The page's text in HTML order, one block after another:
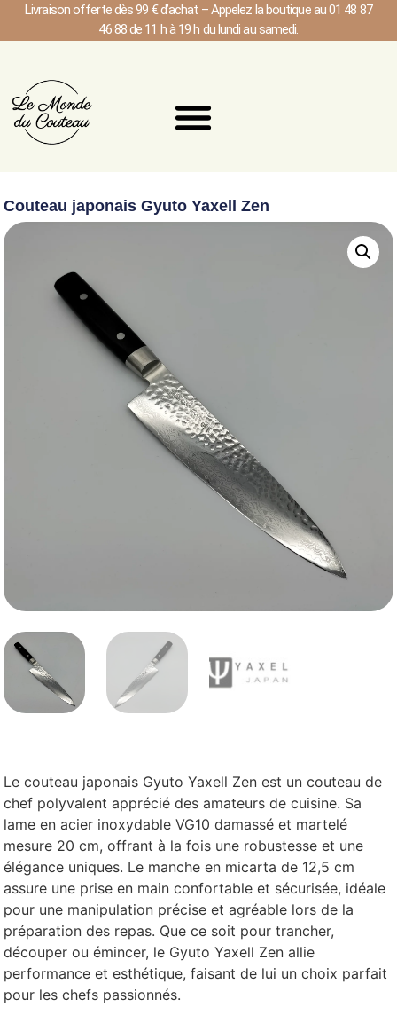
Livraison offerte dès 99 € d’achat – Appelez la boutique au 01 48 87
46 88 de 11 h à 19 h du lundi au samedi.
Couteau japonais Gyuto Yaxell Zen
Le couteau japonais Gyuto Yaxell Zen est un couteau de
chef polyvalent apprécié des amateurs de cuisine. Sa
lame en acier inoxydable VG10 damassé et martelé
mesure 20 cm, offrant à la fois une robustesse et une
élégance uniques. Le manche en micarta de 12,5 cm
assure une prise en main confortable et sécurisée, idéale
pour une manipulation précise et agréable lors de la
préparation des repas. Que ce soit pour trancher,
découper ou émincer, le Gyuto Yaxell Zen allie
performance et esthétique, faisant de lui un choix parfait
pour les chefs passionnés.